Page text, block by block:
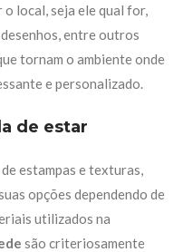
local, seja ele qual for,
entre outros
tornam o ambiente onde
e personalizado.
de estar
estampas e texturas,
opções dependendo de
utilizados na
são criteriosamente